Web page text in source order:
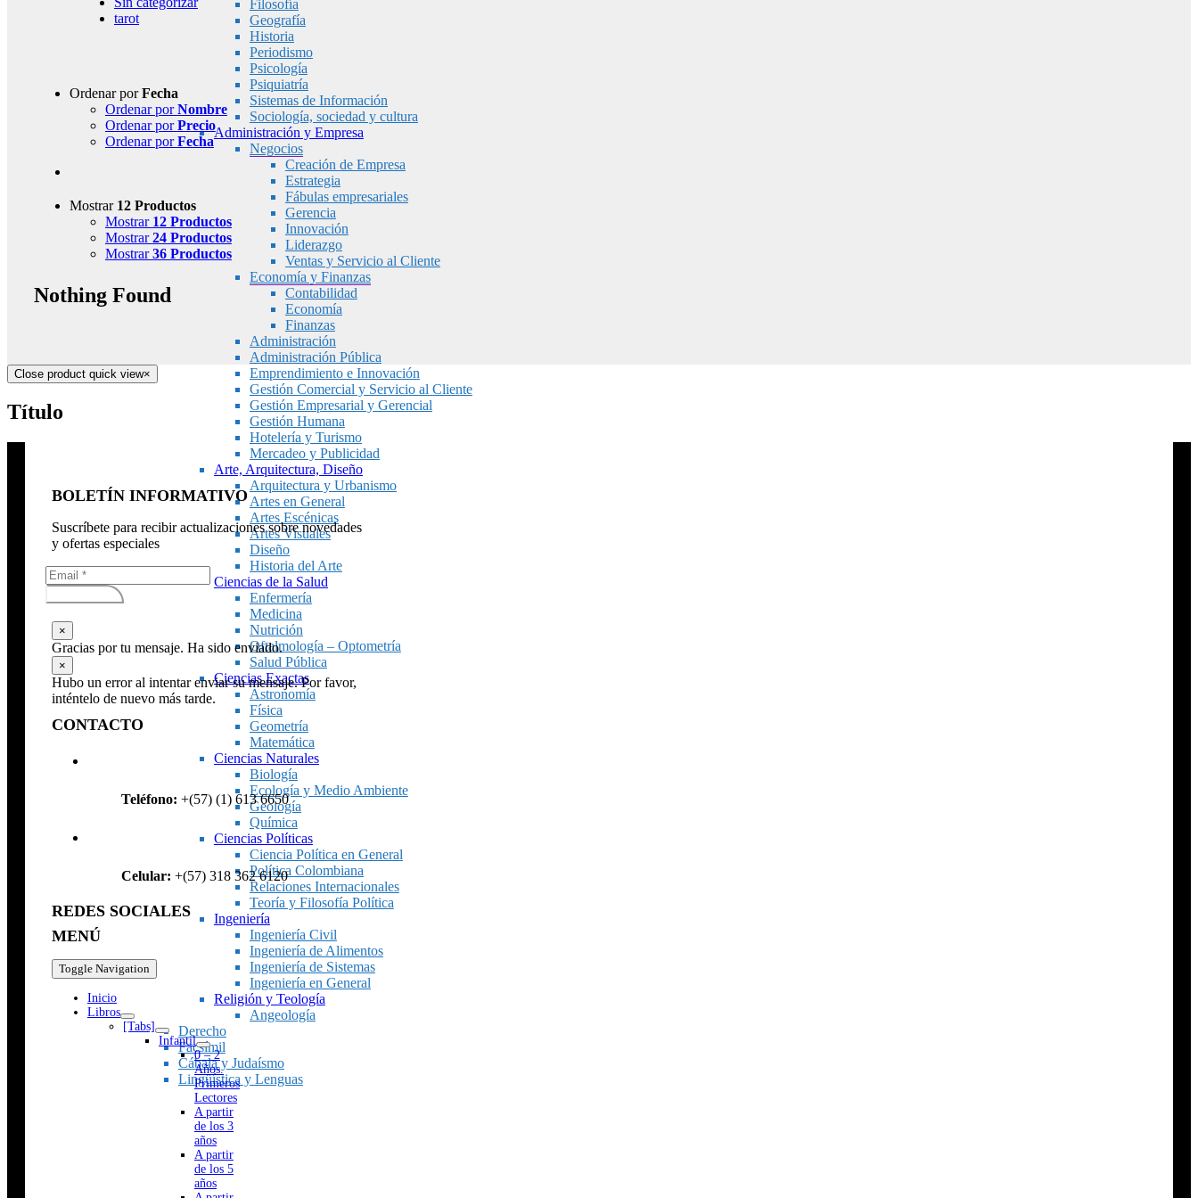
Filosofía
Geografía
Historia
Periodismo
Psicología
Psiquiatría
Sistemas de Información
Sociología, sociedad y cultura
Administración y Empresa
Negocios
Creación de Empresa
Estrategia
Fábulas empresariales
Gerencia
Innovación
Liderazgo
Ventas y Servicio al Cliente
Economía y Finanzas
Contabilidad
Economía
Finanzas
Administración
Administración Pública
Emprendimiento e Innovación
Gestión Comercial y Servicio al Cliente
Gestión Empresarial y Gerencial
Gestión Humana
Hotelería y Turismo
Mercadeo y Publicidad
Arte, Arquitectura, Diseño
Arquitectura y Urbanismo
Artes en General
Artes Escénicas
Artes Visuales
Diseño
Historia del Arte
Ciencias de la Salud
Enfermería
Medicina
Nutrición
Oftalmología – Optometría
Salud Pública
Ciencias Exactas
Astronomía
Física
Geometría
Matemática
Ciencias Naturales
Biología
Ecología y Medio Ambiente
Geología
Química
Ciencias Políticas
Ciencia Política en General
Política Colombiana
Relaciones Internacionales
Teoría y Filosofía Política
Ingeniería
Ingeniería Civil
Ingeniería de Alimentos
Ingeniería de Sistemas
Ingeniería en General
Religión y Teología
Angeología
Derecho
Facsímil
Cábala y Judaísmo
Lingüística y Lenguas
tarot
Ordenar porFecha
Ordenar porNombre
Ordenar porPrecio
Ordenar porFecha
Mostrar 12 Productos
Mostrar 12 Productos
Mostrar24 Productos
Mostrar36 Productos
Nothing Found
Close product quick view×
Título
BOLETÍN INFORMATIVO
Suscríbete para recibir actualizaciones sobre novedades
y ofertas especiales
Subscribirse
×
Gracias por tu mensaje. Ha sido enviado.
×
Hubo un error al intentar enviar su mensaje. Por favor,
inténtelo de nuevo más tarde.
CONTACTO
Teléfono: +(57) (1) 613 6650
Celular: +(57) 318 362 6120
REDES SOCIALES
MENÚ
Toggle Navigation
Inicio
Libros
[Tabs]
Infantil
0 – 2
Años.
Primeros
Lectores
A partir
de los 3
años
A partir
de los 5
años